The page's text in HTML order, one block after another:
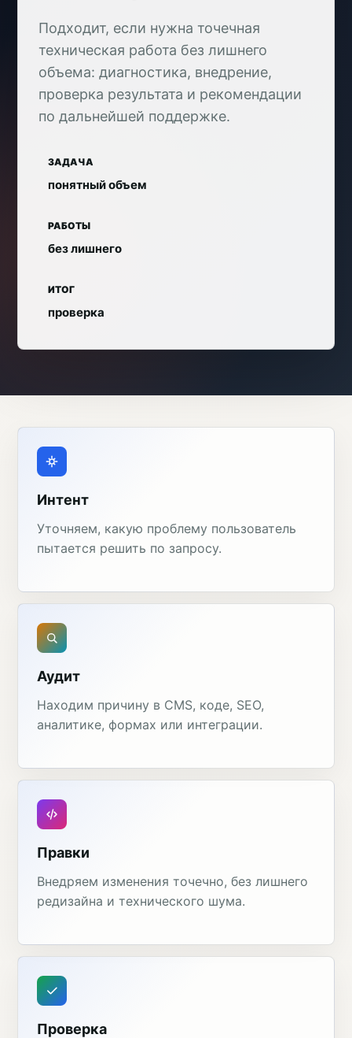
Подходит, если нужна точечная
техническая работа без лишнего
объема: диагностика, внедрение,
проверка результата и рекомендации
по дальнейшей поддержке.
ЗАДАЧА
понятный объем
РАБОТЫ
без лишнего
ИТОГ
проверка
Интент
Уточняем, какую проблему пользователь
пытается решить по запросу.
Аудит
Находим причину в CMS, коде, SEO,
аналитике, формах или интеграции.
Правки
Внедряем изменения точечно, без лишнего
редизайна и технического шума.
Проверка